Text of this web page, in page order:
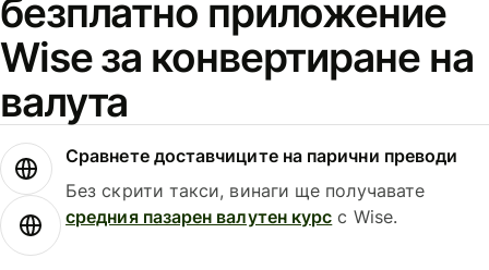
безплатно приложение
Wise за конвертиране на
валута
Сравнете доставчиците на парични преводи
Без скрити такси, винаги ще получавате
средния пазарен валутен курс с Wise.